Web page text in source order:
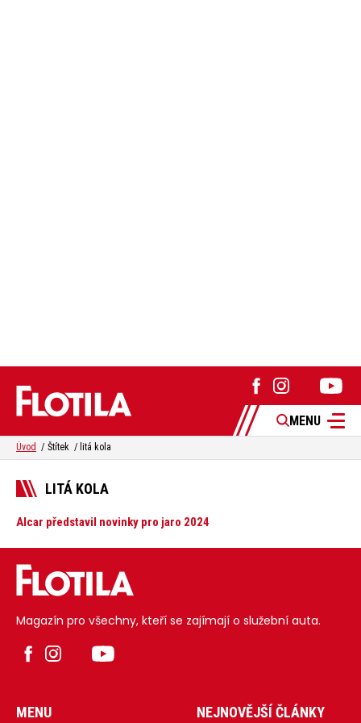
MENU
Úvod Štítek litá kola
LITÁ KOLA
Alcar představil novinky pro jaro 2024
Magazín pro všechny, kteří se zajímají o služební auta.
MENU NEJNOVĚJŠÍ ČLÁNKY